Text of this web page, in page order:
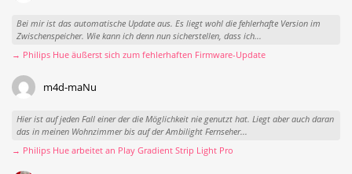
Bei mir ist das automatische Update aus. Es liegt wohl die fehlerhafte Version im
Zwischenspeicher. Wie kann ich denn nun sicherstellen, dass ich...
→ Philips Hue äußerst sich zum fehlerhaften Firmware-Update
m4d-maNu
Hier ist auf jeden Fall einer der die Möglichkeit nie genutzt hat. Liegt aber auch daran
das in meinen Wohnzimmer bis auf der Ambilight Fernseher...
→ Philips Hue arbeitet an Play Gradient Strip Light Pro